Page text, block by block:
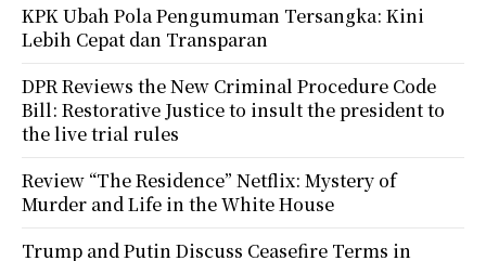
KPK Ubah Pola Pengumuman Tersangka: Kini
Lebih Cepat dan Transparan
DPR Reviews the New Criminal Procedure Code
Bill: Restorative Justice to insult the president to
the live trial rules
Review “The Residence” Netflix: Mystery of
Murder and Life in the White House
Trump and Putin Discuss Ceasefire Terms in